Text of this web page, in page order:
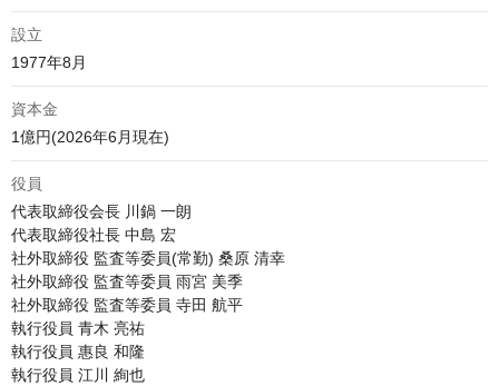
設立
1977年8月
資本金
1億円(2026年6月現在)
役員
代表取締役会長 川鍋 一朗
代表取締役社長 中島 宏
社外取締役 監査等委員(常勤) 桑原 清幸
社外取締役 監査等委員 雨宮 美季
社外取締役 監査等委員 寺田 航平
執行役員 青木 亮祐
執行役員 惠良 和隆
執行役員 江川 絢也